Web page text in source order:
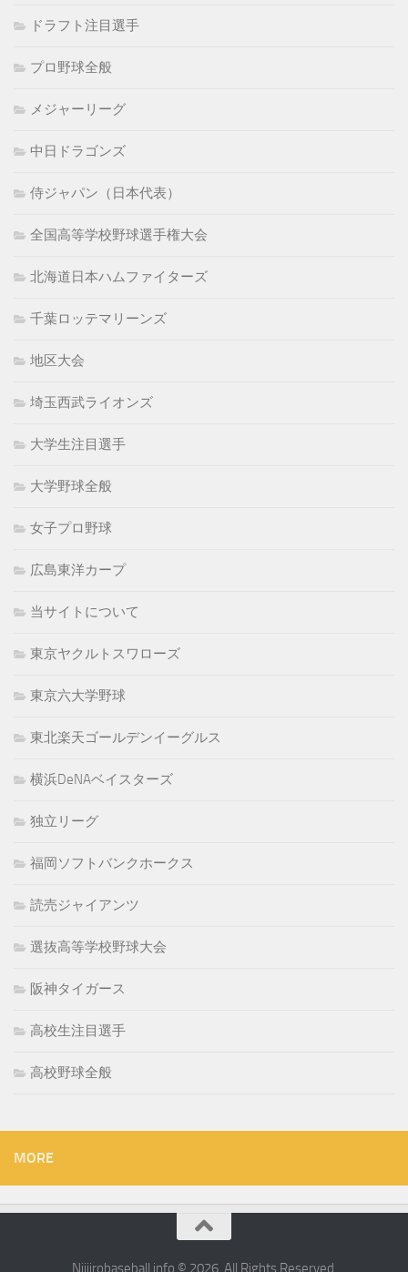
ドラフト注目選手
プロ野球全般
メジャーリーグ
中日ドラゴンズ
侍ジャパン（日本代表）
全国高等学校野球選手権大会
北海道日本ハムファイターズ
千葉ロッテマリーンズ
地区大会
埼玉西武ライオンズ
大学生注目選手
大学野球全般
女子プロ野球
広島東洋カープ
当サイトについて
東京ヤクルトスワローズ
東京六大学野球
東北楽天ゴールデンイーグルス
横浜DeNAベイスターズ
独立リーグ
福岡ソフトバンクホークス
読売ジャイアンツ
選抜高等学校野球大会
阪神タイガース
高校生注目選手
高校野球全般
MORE
Nijiirobaseball.info © 2026. All Rights Reserved.